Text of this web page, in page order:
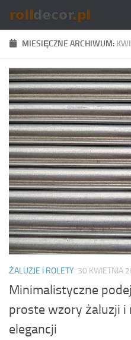
Skip to content
MIESIĘCZNE ARCHIWUM:
ŻALUZJE I ROLETY 30 KWIETNIA
Minimalistyczne
proste wzory żaluzji
elegancji